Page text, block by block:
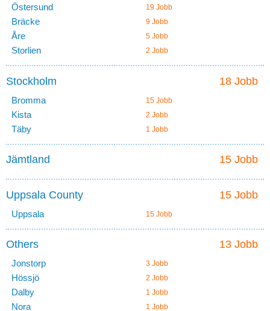
Östersund 19 Jobb
Bräcke 9 Jobb
Åre 5 Jobb
Storlien 2 Jobb
18 Jobb
Stockholm
Bromma 15 Jobb
Kista 2 Jobb
Täby 1 Jobb
15 Jobb
Jämtland
15 Jobb
Uppsala County
Uppsala 15 Jobb
13 Jobb
Others
Jonstorp 3 Jobb
Hössjö 2 Jobb
Dalby 1 Jobb
Nora 1 Jobb